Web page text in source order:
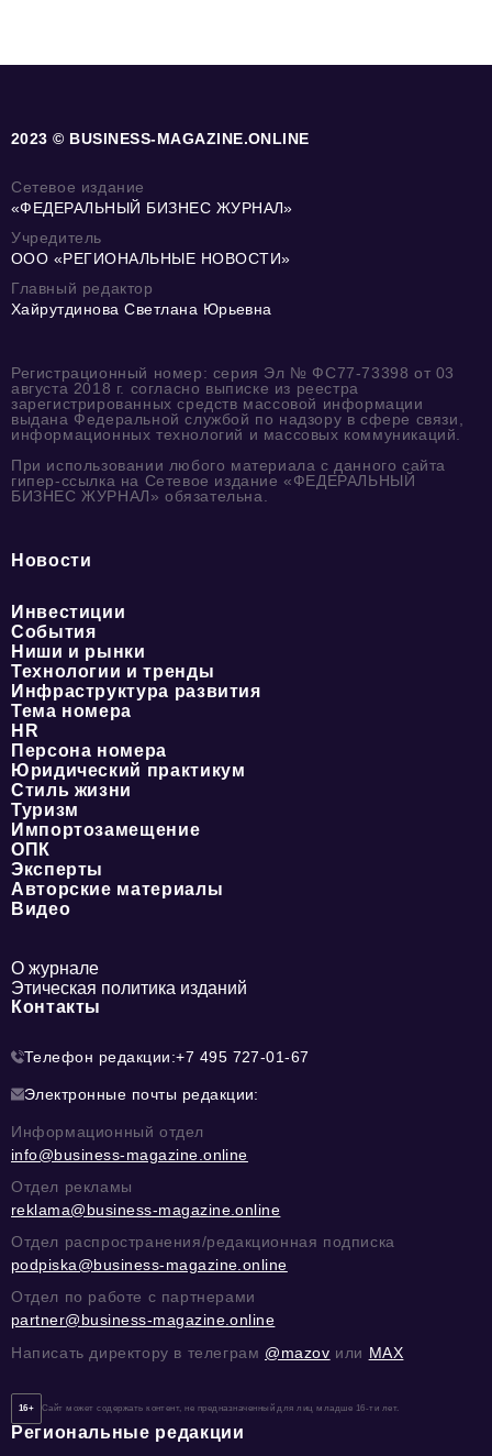
2023 © BUSINESS-MAGAZINE.ONLINE
Сетевое издание
«ФЕДЕРАЛЬНЫЙ БИЗНЕС ЖУРНАЛ»
Учредитель
ООО «РЕГИОНАЛЬНЫЕ НОВОСТИ»
Главный редактор
Хайрутдинова Светлана Юрьевна
Регистрационный номер: серия Эл № ФС77-73398 от 03
августа 2018 г. согласно выписке из реестра
зарегистрированных средств массовой информации
выдана Федеральной службой по надзору в сфере связи,
информационных технологий и массовых коммуникаций.
При использовании любого материала с данного сайта
гипер-ссылка на Сетевое издание «ФЕДЕРАЛЬНЫЙ
БИЗНЕС ЖУРНАЛ» обязательна.
Новости
Инвестиции
События
Ниши и рынки
Технологии и тренды
Инфраструктура развития
Тема номера
HR
Персона номера
Юридический практикум
Стиль жизни
Туризм
Импортозамещение
ОПК
Эксперты
Авторские материалы
Видео
О журнале
Этическая политика изданий
Контакты
Телефон редакции:+7 495 727-01-67
Электронные почты редакции:
Информационный отдел
info@business-magazine.online
Отдел рекламы
reklama@business-magazine.online
Отдел распространения/редакционная подписка
podpiska@business-magazine.online
Отдел по работе с партнерами
partner@business-magazine.online
Написать директору в телеграм @mazov или MAX
16+ Сайт может содержать контент, не предназначенный для лиц младше 16-ти лет.
Региональные редакции